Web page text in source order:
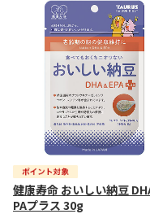
健康寿命 おいしい納豆
PAプラス 30g